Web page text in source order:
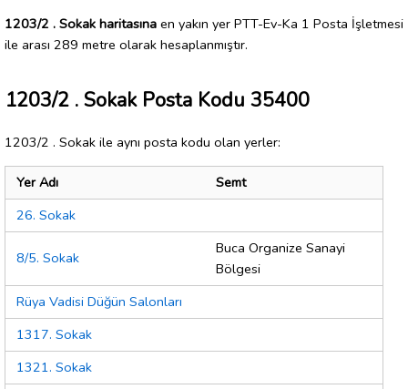
1203/2 . Sokak haritasına en yakın yer PTT-Ev-Ka 1 Posta İşletmesi
ile arası 289 metre olarak hesaplanmıştır.
1203/2 . Sokak Posta Kodu 35400
1203/2 . Sokak ile aynı posta kodu olan yerler:
Yer Adı
Semt
26. Sokak
8/5. Sokak
Buca Organize Sanayi
Bölgesi
Rüya Vadisi Düğün Salonları
1317. Sokak
1321. Sokak